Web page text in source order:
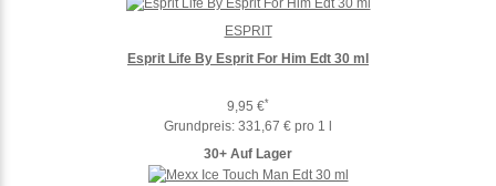
Esprit Life By Esprit For Him Edt 30 ml
9,95 €*
Grundpreis: 331,67 € pro 1 l
30+ Auf Lager
ESPRIT